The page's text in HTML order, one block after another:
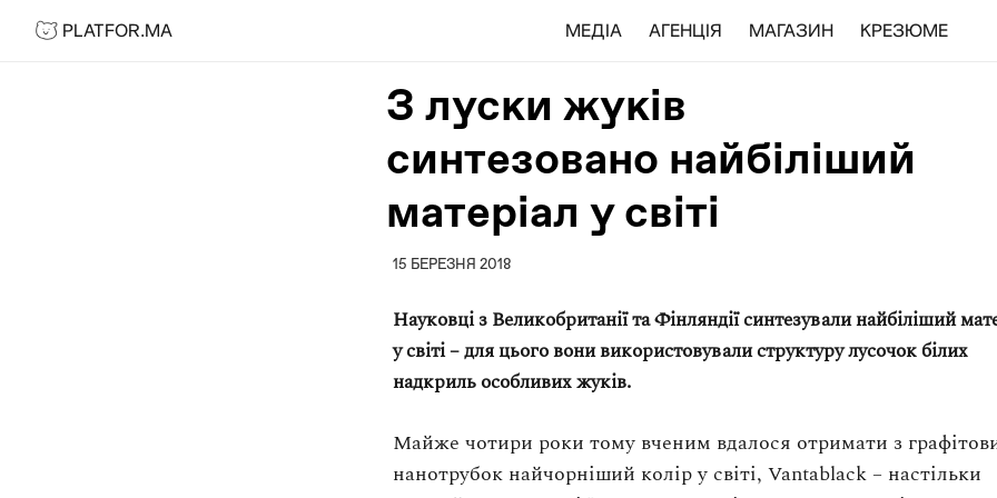
PLATFOR.MA МЕДІА АГЕНЦІЯ МАГАЗИН КРЕЗЮМЕ
PLATFOR.MA
З луски жуків
синтезовано найбіліший
матеріал у світі
15 БЕРЕЗНЯ 2018
Науковці з Великобританії та Фінляндії синтезували найбіліший
у світі – для цього вони використовували структуру лусочок білих
надкрильособливихжуків.
Майже чотири роки тому вченим вдалося отримати з
нанотрубок найчорніший колір у світі, Vantablack – настільки